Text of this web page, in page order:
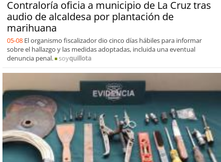
Contraloría oficia a municipio de La Cruz tras
audio de alcaldesa por plantación de
marihuana
05-08 El organismo fiscalizador dio cinco días hábiles para informar
sobre el hallazgo y las medidas adoptadas, incluida una eventual
denuncia penal.
soyquillota